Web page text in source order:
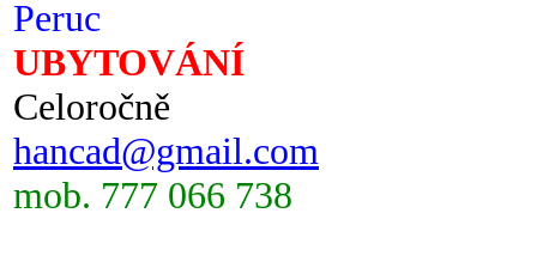
Peruc
UBYTOVÁNÍ
Celoročně
hancad@gmail.com
mob. 777 066 738